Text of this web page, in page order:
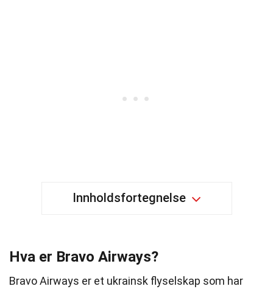
Innholdsfortegnelse
Hva er Bravo Airways?
Bravo Airways er et ukrainsk flyselskap som har